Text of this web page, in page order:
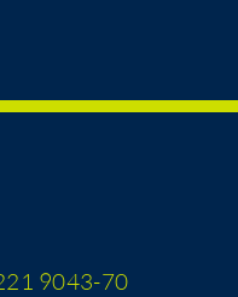
9043-70